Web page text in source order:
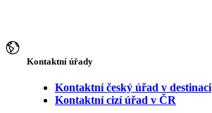
Kontaktní úřady
Kontaktní český úřad v destinaci
Kontaktní cizí úřad v ČR